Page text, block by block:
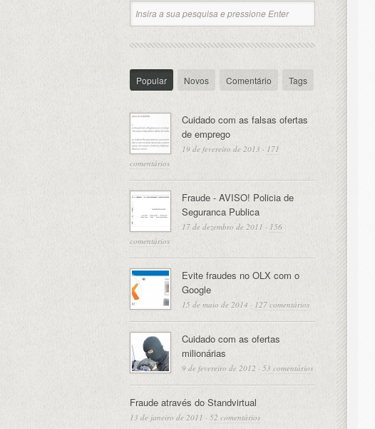
Popular Novos Comentário Tags
Cuidado com as falsas ofertas
de emprego
19 de fevereiro de 2013 · 171
comentários
Fraude - AVISO! Policia de
Seguranca Publica
17 de dezembro de 2011 · 156
comentários
Evite fraudes no OLX com o
Google
15 de maio de 2014 · 127 comentários
Cuidado com as ofertas
milionárias
9 de fevereiro de 2012 · 53 comentários
Fraude através do Standvirtual
13 de janeiro de 2011 · 52 comentários